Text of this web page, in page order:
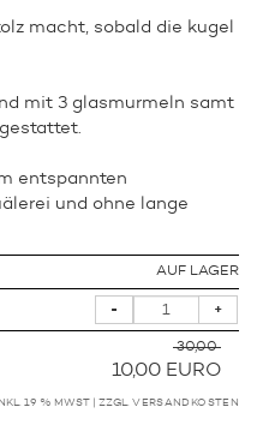
macht, sobald die kugel
mit 3 glasmurmeln samt
entspannten
und ohne lange
AUF LAGER
- +
30,00
10,00 EURO
INKL. 19 % MWST | ZZGL.VERSANDKOSTEN